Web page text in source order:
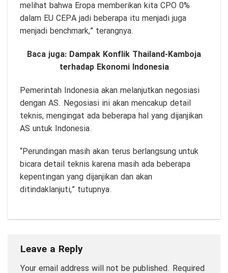
melihat bahwa Eropa memberikan kita CPO 0%
dalam EU CEPA jadi beberapa itu menjadi juga
menjadi benchmark,” terangnya.
Baca juga: Dampak Konflik Thailand-Kamboja
terhadap Ekonomi Indonesia
Pemerintah Indonesia akan melanjutkan negosiasi
dengan AS. Negosiasi ini akan mencakup detail
teknis, mengingat ada beberapa hal yang dijanjikan
AS untuk Indonesia.
“Perundingan masih akan terus berlangsung untuk
bicara detail teknis karena masih ada beberapa
kepentingan yang dijanjikan dan akan
ditindaklanjuti,” tutupnya.
Leave a Reply
Your email address will not be published. Required